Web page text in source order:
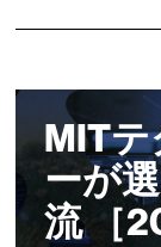
MITテ
ーが
流 ［